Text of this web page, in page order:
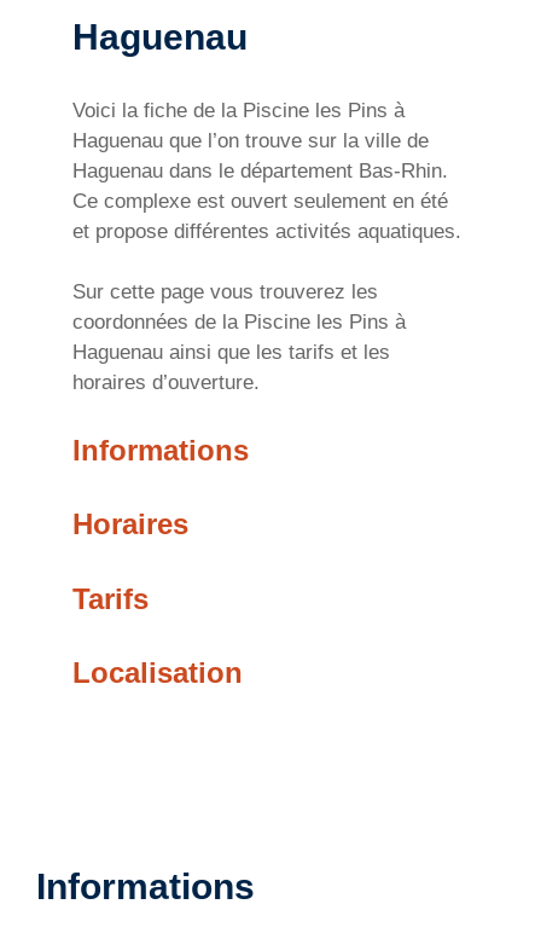
Haguenau
Voici la fiche de la Piscine les Pins à
Haguenau que l’on trouve sur la ville de
Haguenau dans le département Bas-Rhin.
Ce complexe est ouvert seulement en été
et propose différentes activités aquatiques.
Sur cette page vous trouverez les
coordonnées de la Piscine les Pins à
Haguenau ainsi que les tarifs et les
horaires d’ouverture.
Informations
Horaires
Tarifs
Localisation
Informations